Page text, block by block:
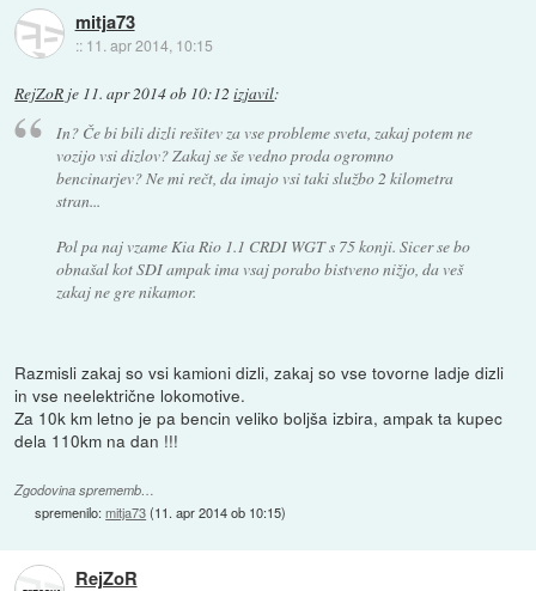
mitja73
:: 11. apr 2014, 10:15
RejZoR je 11. apr 2014 ob 10:12 izjavil:
In? Če bi bili dizli rešitev za vse probleme sveta, zakaj potem ne
vozijo vsi dizlov? Zakaj se še vedno proda ogromno
bencinarjev? Ne mi rečt, da imajo vsi taki službo 2 kilometra
stran...
Pol pa naj vzame Kia Rio 1.1 CRDI WGT s 75 konji. Sicer se bo
obnašal kot SDI ampak ima vsaj porabo bistveno nižjo, da veš
zakaj ne gre nikamor.
Razmisli zakaj so vsi kamioni dizli, zakaj so vse tovorne ladje dizli
in vse neelektrične lokomotive.
Za 10k km letno je pa bencin veliko boljša izbira, ampak ta kupec
dela 110km na dan !!!
Zgodovina sprememb…
spremenilo:mitja73(11. apr 2014 ob 10:15)
RejZoR